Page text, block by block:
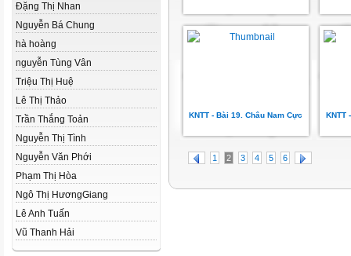
Đặng Thị Nhan
Nguyễn Bá Chung
hà hoàng
nguyễn Tùng Vân
Triệu Thị Huệ
Lê Thị Thảo
Trần Thắng Toản
Nguyễn Thị Tình
Nguyễn Văn Phới
Phạm Thị Hòa
Ngô Thị HươngGiang
Lê Anh Tuấn
Vũ Thanh Hải
KNTT - Bài 19. Châu Nam Cực KNTT
1 2 3 4 5 6